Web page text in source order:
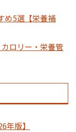
め5選【栄養補
ロリー・栄養管
年版】